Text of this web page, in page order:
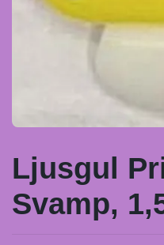
Ljusgul
Svamp,